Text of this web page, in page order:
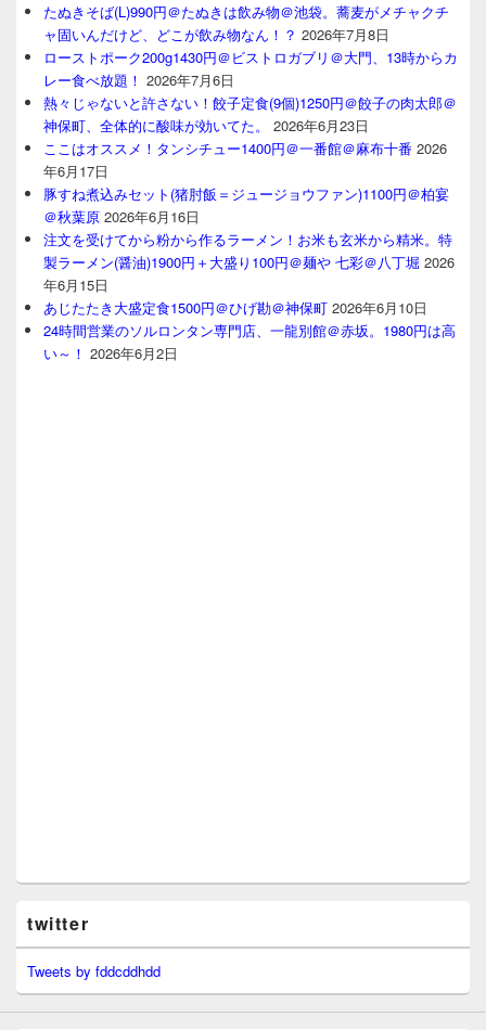
たぬきそば(L)990円＠たぬきは飲み物＠池袋。蕎麦がメチャクチ
ャ固いんだけど、どこが飲み物なん！？ 2026年7月8日
ローストポーク200g1430円＠ビストロガブリ＠大門、13時からカ
レー食べ放題！ 2026年7月6日
熱々じゃないと許さない！餃子定食(9個)1250円＠餃子の肉太郎＠
神保町、全体的に酸味が効いてた。
2026年6月23日
ここはオススメ！タンシチュー1400円＠一番館＠麻布十番 2026
年6月17日
豚すね煮込みセット(猪肘飯＝ジュージョウファン)1100円＠柏宴
＠秋葉原 2026年6月16日
注文を受けてから粉から作るラーメン！お米も玄米から精米。特
製ラーメン(醤油)1900円＋大盛り100円＠麺や 七彩＠八丁堀 2026
年6月15日
あじたたき大盛定食1500円＠ひげ勘＠神保町 2026年6月10日
24時間営業のソルロンタン専門店、一龍別館＠赤坂。1980円は高
い～！ 2026年6月2日
twitter
Tweets by fddcddhdd